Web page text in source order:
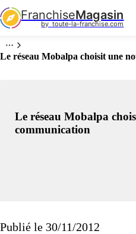
FranchiseMagasin
by  toute-la-franchise.com
Le réseau Mobalpa choisit une
Le réseau Mobalpa
communication
Publié le 30/11/2012